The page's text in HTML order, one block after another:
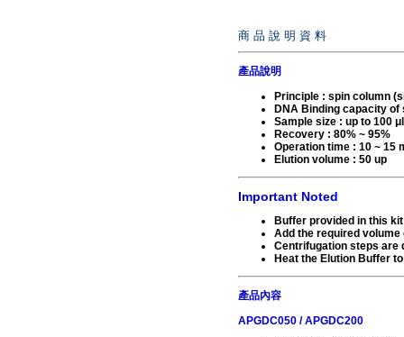
商 品 說 明 資 料
產品說明
Principle: spin column
DNA Binding capacity of
Sample size: up to 100
Recovery: 80% ~ 95%
Operation time: 10 ~ 15
Elution volume: 50 up
Important Noted
Buffer provided in this
Add the required volume
Centrifugation steps are
Heat the Elution Buffer
產品內容
APGDC050 /APGDC200